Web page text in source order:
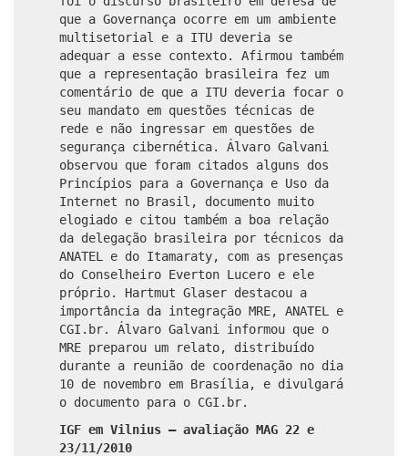
que a Governança ocorre em um ambiente
multisetorial e a ITU deveria se
adequar a esse contexto. Afirmou também
que a representação brasileira fez um
comentário de que a ITU deveria focar o
seu mandato em questões técnicas de
rede e não ingressar em questões de
segurança cibernética. Álvaro Galvani
observou que foram citados alguns dos
Princípios para a Governança e Uso da
Internet no Brasil, documento muito
elogiado e citou também a boa relação
da delegação brasileira por técnicos da
ANATEL e do Itamaraty, com as presenças
do Conselheiro Everton Lucero e ele
próprio.
Hartmut Glaser destacou a
importância da integração MRE, ANATEL e
CGI.br. Álvaro Galvani informou que o
MRE preparou um relato, distribuído
durante a reunião de coordenação no dia
10 de novembro em Brasília, e divulgará
o documento para o CGI.br.
IGF em Vilnius – avaliação MAG 22 e
23/11/2010